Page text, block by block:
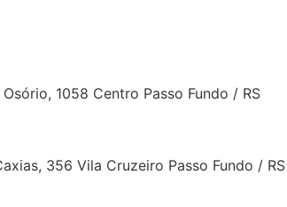
Osório, 1058 Centro Passo Fundo / RS
356 Vila Cruzeiro Passo Fundo / RS